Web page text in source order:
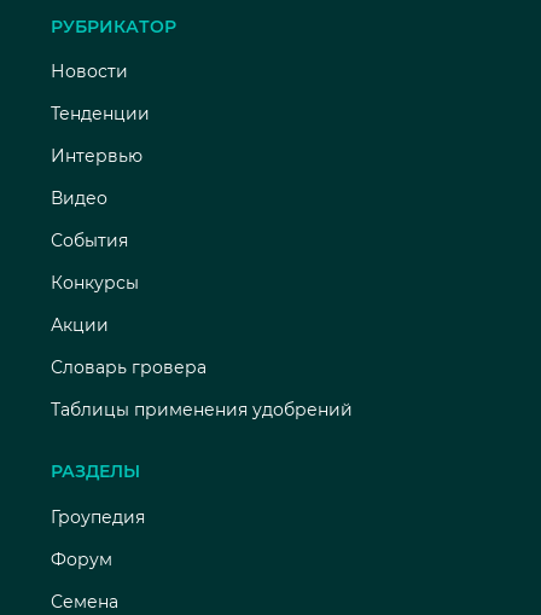
РУБРИКАТОР
Новости
Тенденции
Интервью
Видео
События
Конкурсы
Акции
Словарь гровера
Таблицы применения удобрений
РАЗДЕЛЫ
Гроупедия
Форум
Семена